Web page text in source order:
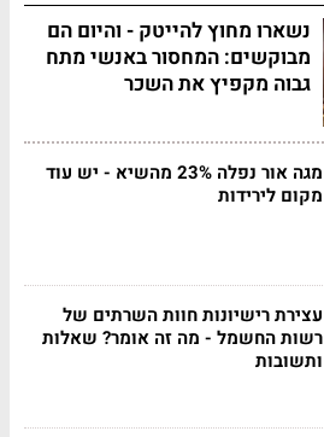
נשארו מחוץ להייטק - והיום הם
מבוקשים: המחסור באנשי מתח
גבוה מקפיץ את השכר
מגה אור נפלה 23% מהשיא - יש עוד
מקום לירידות
עצירת רישיונות חוות השרתים של
רשות החשמל - מה זה אומר? שאלות
ותשובות